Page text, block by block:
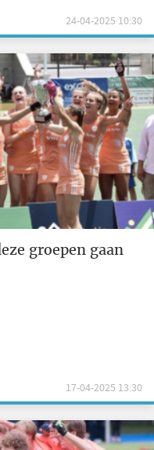
24-04-2025 10:30
groepen gaan
17-04-2025 13:30